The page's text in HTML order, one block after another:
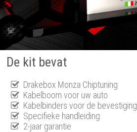
De kit bevat
Drakebox Monza Chiptuning
Kabelboom voor uw auto
Kabelbinders voor de bevestiging
Specifieke handleiding
2-jaar garantie